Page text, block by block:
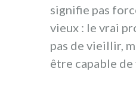
signifie pas
vieux : le vrai
pas de vieillir,
être capable de